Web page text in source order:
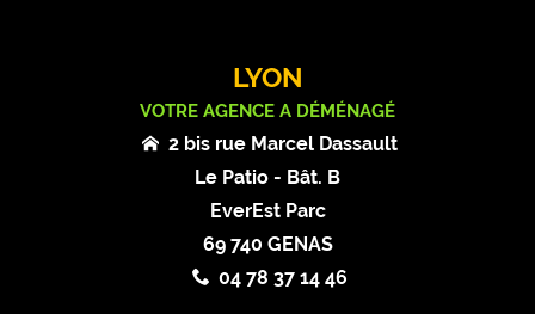
LYON
VOTRE AGENCE A DÉMÉNAGÉ
2 bis rue Marcel Dassault
Le Patio - Bât. B
EverEst Parc
69 740 GENAS
04 78 37 14 46